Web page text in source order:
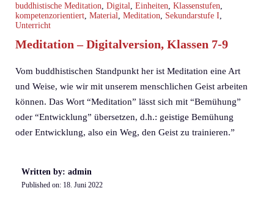
buddhistische Meditation Digital Einheiten Klassenstufen
kompetenzorientiert Material Meditation Sekundarstufe I
Unterricht
Meditation – Digitalversion, Klassen 7-9
Vom buddhistischen Standpunkt her ist Meditation eine Art
und Weise, wie wir mit unserem menschlichen Geist arbeiten
können. Das Wort “Meditation” lässt sich mit “Bemühung”
oder “Entwicklung” übersetzen, d.h.: geistige Bemühung
oder Entwicklung, also ein Weg, den Geist zu trainieren.”
Written by: admin
Published on: 18. Juni 2022